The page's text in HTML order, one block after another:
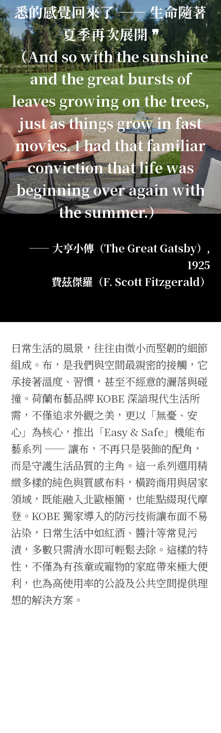
悉的感覺回來了 —— 生命隨著
夏季再次展開 ❞
（And so with the sunshine
and the great bursts of
leaves growing on the trees,
just as things grow in fast
movies, I had that familiar
conviction that life was
beginning over again with
the summer.）
—— 大亨小傳（The Great Gatsby）,
1925
費茲傑羅（F. Scott Fitzgerald）
日常生活的風景，往往由微小而堅韌的細節
組成。布，是我們與空間最親密的接觸，它
承接著溫度、習慣，甚至不經意的灑落與碰
撞。荷蘭布藝品牌 KOBE 深諳現代生活所
需，不僅追求外觀之美，更以「無憂、安
心」為核心，推出「Easy & Safe」機能布
藝系列 —— 讓布，不再只是裝飾的配角，
而是守護生活品質的主角。這一系列選用精
緻多樣的純色與質感布料，橫跨商用與居家
領域，既能融入北歐極簡，也能點綴現代摩
登。KOBE 獨家導入的防污技術讓布面不易
沾染，日常生活中如紅酒、醬汁等常見污
漬，多數只需清水即可輕鬆去除。這樣的特
性，不僅為有孩童或寵物的家庭帶來極大便
利，也為高使用率的公設及公共空間提供理
想的解決方案。